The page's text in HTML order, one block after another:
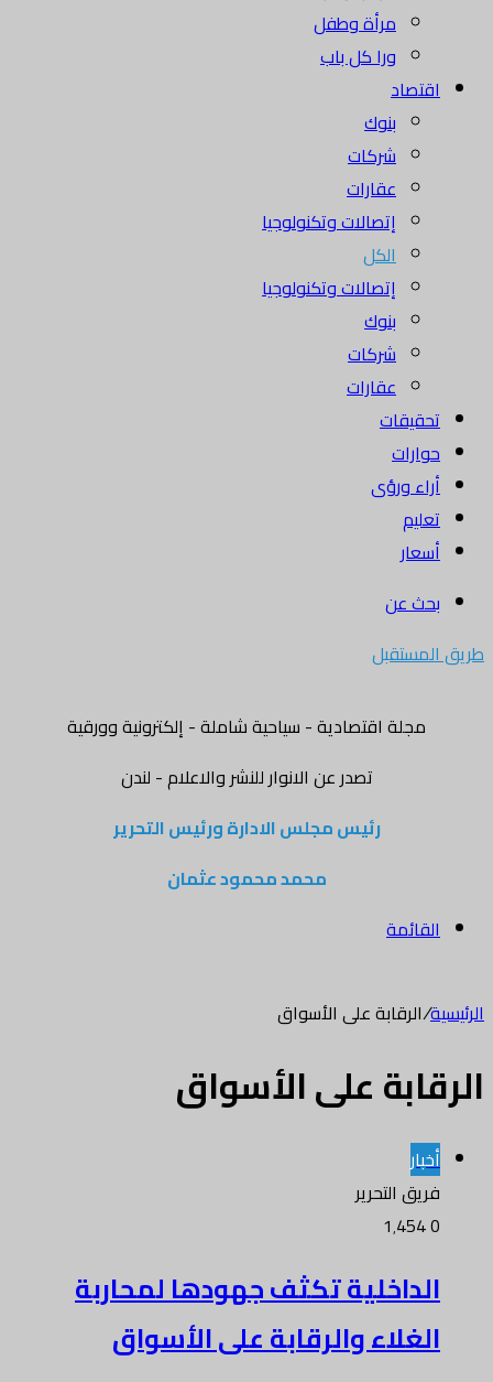
مرأة وطفل
ورا كل باب
اقتصاد
بنوك
شركات
عقارات
إتصالات وتكنولوجيا
الكل
إتصالات وتكنولوجيا
بنوك
شركات
عقارات
تحقيقات
حوارات
أراء ورؤى
تعليم
أسعار
بحث عن
طريق المستقبل
مجلة اقتصادية - سياحية شاملة - إلكترونية وورقية
تصدر عن الانوار للنشر والاعلام - لندن
رئيس مجلس الادارة ورئيس التحرير
محمد محمود عثمان
القائمة
الرئيسية/الرقابة على الأسواق
الرقابة على الأسواق
أخبار
فريق التحرير
0
الداخلية تكثف جهودها لمحاربة
الغلاء والرقابة على الأسواق